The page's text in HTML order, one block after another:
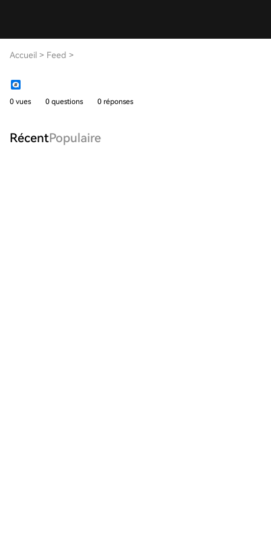
Accueil > Feed >
0 vues 0 questions 0 réponses
RécentPopulaire